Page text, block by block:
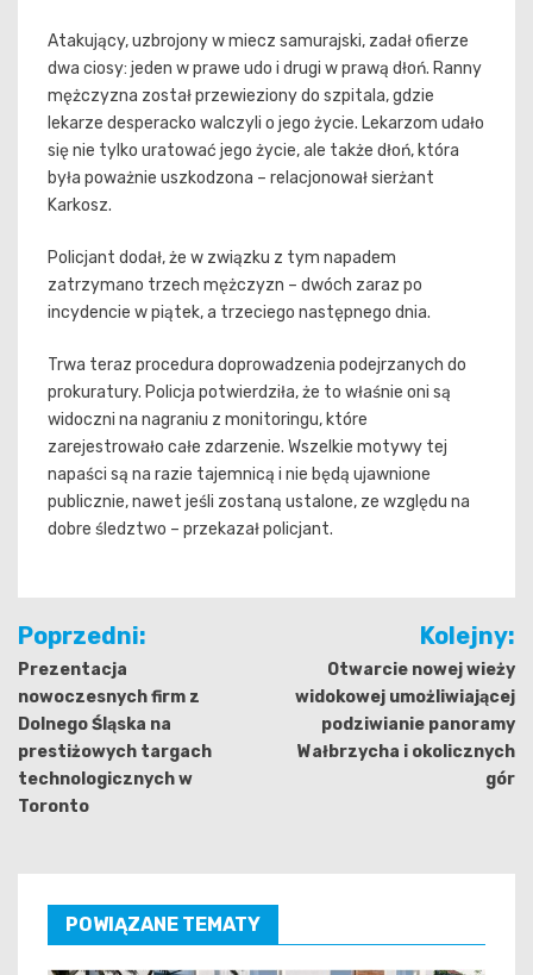
Atakujący, uzbrojony w miecz samurajski, zadał ofierze
dwa ciosy: jeden w prawe udo i drugi w prawą dłoń. Ranny
mężczyzna został przewieziony do szpitala, gdzie
lekarze desperacko walczyli o jego życie. Lekarzom udało
się nie tylko uratować jego życie, ale także dłoń, która
była poważnie uszkodzona – relacjonował sierżant
Karkosz.
Policjant dodał, że w związku z tym napadem
zatrzymano trzech mężczyzn – dwóch zaraz po
incydencie w piątek, a trzeciego następnego dnia.
Trwa teraz procedura doprowadzenia podejrzanych do
prokuratury. Policja potwierdziła, że to właśnie oni są
widoczni na nagraniu z monitoringu, które
zarejestrowało całe zdarzenie. Wszelkie motywy tej
napaści są na razie tajemnicą i nie będą ujawnione
publicznie, nawet jeśli zostaną ustalone, ze względu na
dobre śledztwo – przekazał policjant.
Nawigacja
wpisu
Poprzedni:
Prezentacja
nowoczesnych firm z
Dolnego Śląska na
prestiżowych targach
technologicznych w
Toronto
Kolejny:
Otwarcie nowej wieży
widokowej umożliwiającej
podziwianie panoramy
Wałbrzycha i okolicznych
gór
POWIĄZANE TEMATY